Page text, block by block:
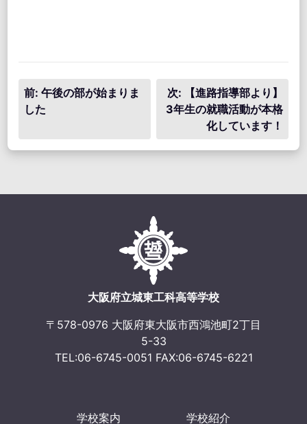
投
稿
ナ
ゲ
前: 午後の部が始まりま
した
次:
【進路指導部より】
3年生の就職活動が本格
化しています！
大阪府立城東工科高等学校
〒578-0976 大阪府東大阪市西鴻池町2丁目
5-33
TEL:06-6745-0051 FAX:06-6745-6221
学校案内 学校紹介